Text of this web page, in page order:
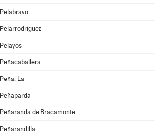
Pelabravo
Pelarrodríguez
Pelayos
Peñacaballera
Peña, La
Peñaparda
Peñaranda de Bracamonte
Peñarandilla